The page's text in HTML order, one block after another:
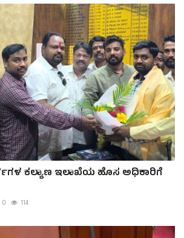
ಕಲ್ಯಾಣ ಇಲಾಖೆಯ ಹೊಸ ಅಧಿಕಾರಿಗೆ
0 114